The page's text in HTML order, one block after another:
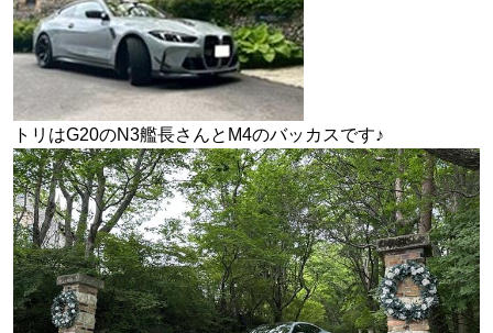
トリはG20のN3艦長さんとM4のバッカスです♪